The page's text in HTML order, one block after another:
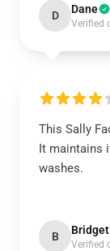
D Dane
Verified
This Sally
It maintains
washes.
B Bridget
Verified